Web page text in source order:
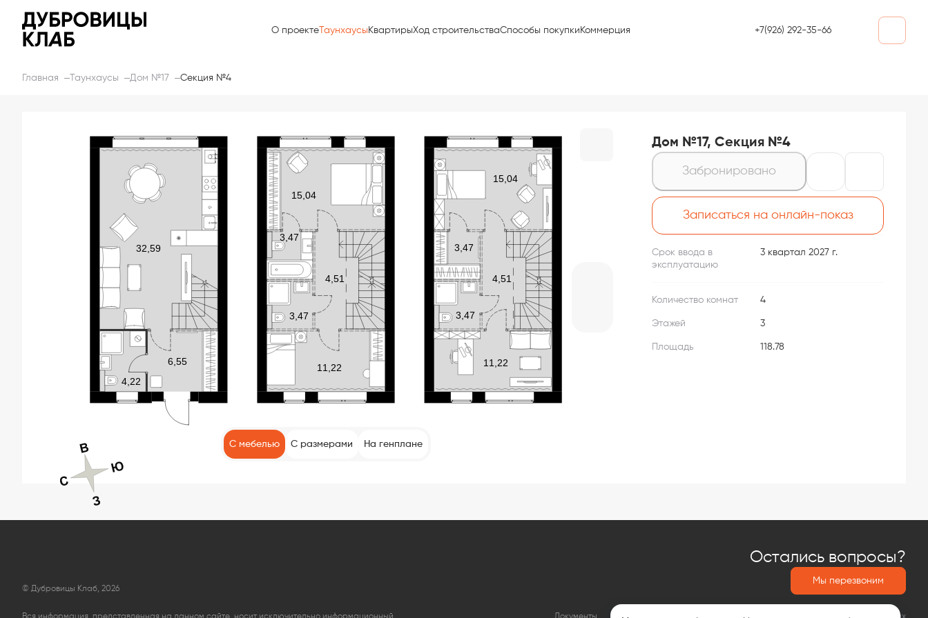
О проектеТаунхаусы КвартирыХод строительстваСпособы покупки Коммерция +7(926) 292-35-66
Главная Таунхаусы Дом №17 Секция №4
С мебелью С размерами На генплане
Дом №17, Секция №4
Забронировано
Записаться на онлайн-показ
Срок ввода в
эксплуатацию
3 квартал 2027 г.
Количество комнат 4
Этажей 3
Площадь 118.78
© Дубровицы Клаб, 2026
Остались вопросы?
Мы перезвоним